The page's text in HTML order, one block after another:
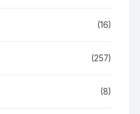
(16)
(257)
(8)